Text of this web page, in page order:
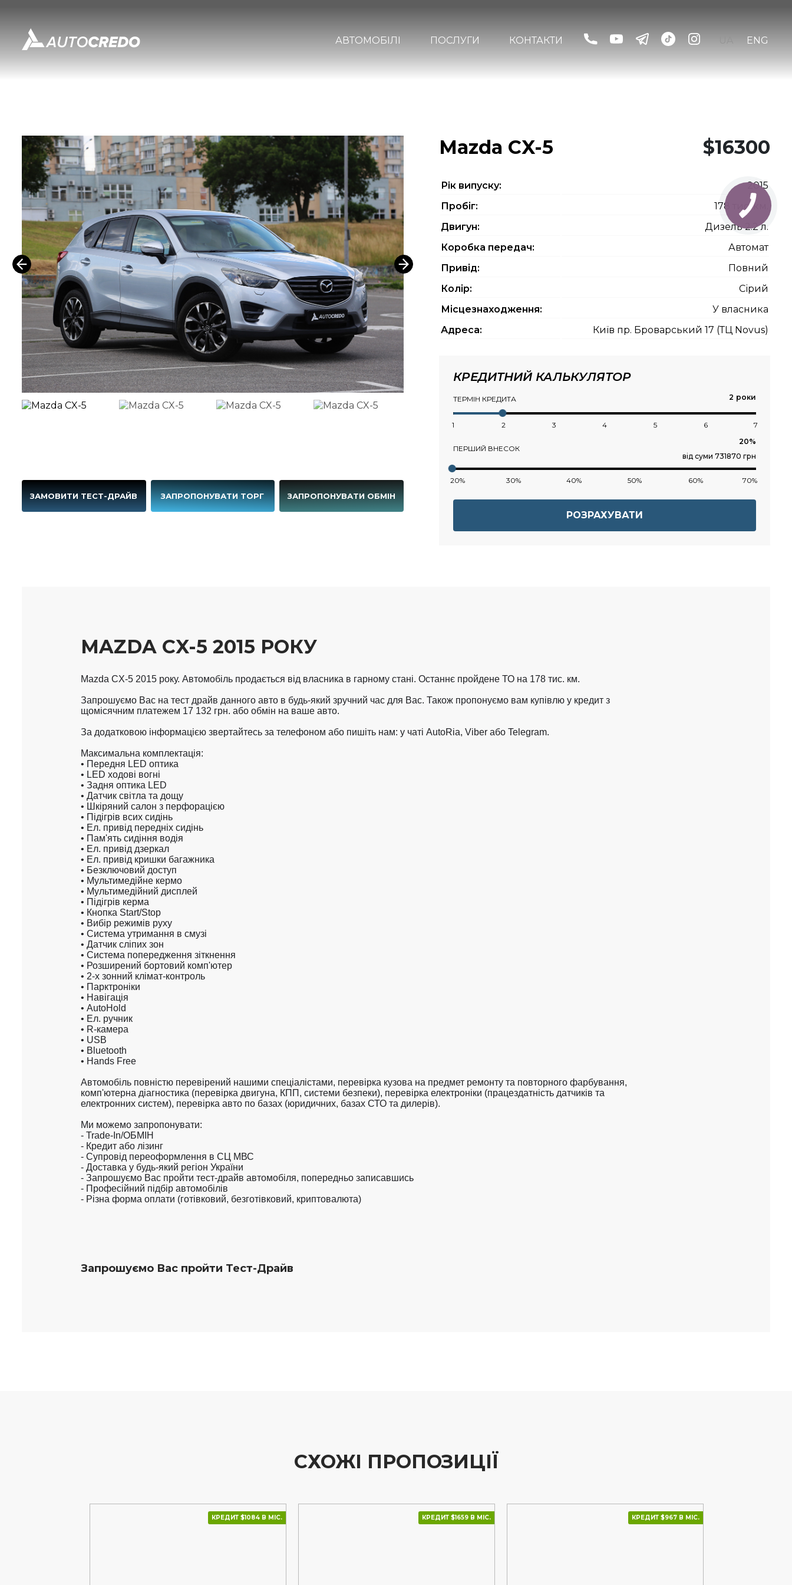
АВТОМОБІЛІ ПОСЛУГИ КОНТАКТИ ENG
ЗАМОВИТИ ТЕСТ-ДРАЙВ ЗАПРОПОНУВАТИ ТОРГ ЗАПРОПОНУВАТИ ОБМІН
Mazda CX-5 $16300
Рiк випуску:
2015
Пробіг:
178 тис. км.
Двигун:
Дизель 2.2 л.
Коробка передач:
Автомат
Привід:
Повний
Колір:
Сірий
Місцезнаходження:
У власника
Адреса:
Київ пр. Броварський 17 (ТЦ Novus)
КРЕДИТНИЙ КАЛЬКУЛЯТОР
ТЕРМІН КРЕДИТА роки
1 2 3 4 5 6 7
ПЕРШИЙ ВНЕСОК
від суми 731870 грн
20% 30% 40% 50% 60% 70%
РОЗРАХУВАТИ
MAZDA CX-5 2015 РОКУ
Mazda CX-5 2015 року. Автомобіль продається від власника в гарному стані. Останнє пройдене ТО на 178 тис. км.
Запрошуємо Вас на тест драйв данного авто в будь-який зручний час для Вас. Також пропонуємо вам купівлю у кредит з
щомісячним платежем 17 132 грн. або обмін на ваше авто.
За додатковою інформацією звертайтесь за телефоном або пишіть нам: у чаті AutoRia, Viber або Telegram.
Максимальна комплектація:
• Передня LED оптика
• LED ходові вогні
• Задня оптика LED
• Датчик світла та дощу
• Шкіряний салон з перфорацією
• Підігрів всих сидінь
• Ел. привід передніх сидінь
• Пам'ять сидіння водія
• Ел. привід дзеркал
• Ел. привід кришки багажника
• Безключовий доступ
• Мультимедійне кермо
• Мультимедійний дисплей
• Підігрів керма
• Кнопка Start/Stop
• Вибір режимів руху
• Система утримання в смузі
• Датчик сліпих зон
• Система попередження зіткнення
• Розширений бортовий комп'ютер
• 2-х зонний клімат-контроль
• Парктроніки
• Навігація
• AutoHold
• Ел. ручник
• R-камера
• USB
• Bluetooth
• Hands Free
Автомобіль повністю перевірений нашими спеціалістами, перевірка кузова на предмет ремонту та повторного фарбування,
комп'ютерна діагностика (перевірка двигуна, КПП, системи безпеки), перевірка електроніки (працездатність датчиків та
електронних систем), перевірка авто по базах (юридичних, базах СТО та дилерів).
Ми можемо запропонувати:
- Trade-In/ОБМІН
- Кредит або лізинг
- Супровід переоформлення в СЦ МВС
- Доставка у будь-який регіон України
- Запрошуємо Вас пройти тест-драйв автомобіля, попередньо записавшись
- Професійний підбір автомобілів
- Різна форма оплати (готівковий, безготівковий, криптовалюта)
Запрошуємо Вас пройти Тест-Драйв
СХОЖІ ПРОПОЗИЦІЇ
КРЕДИТ $1084 В МІС. КРЕДИТ $1659 В МІС. КРЕДИТ $967 В МІС.